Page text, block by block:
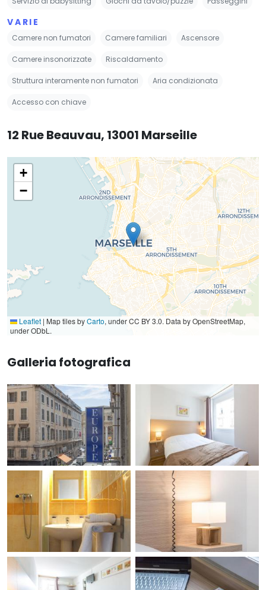
VARIE
Camere non fumatori Camere familiari Ascensore
Camere insonorizzate Riscaldamento
Struttura interamente non fumatori Aria condizionata
Accesso con chiave
12 Rue Beauvau, 13001 Marseille
+
−
Leaflet | Map tiles byCarto, under CC BY 3.0. Data by OpenStreetMap,
under ODbL.
Galleria fotografica